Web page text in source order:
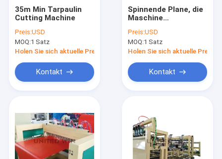
35m Min Tarpaulin
Cutting Machine
Preis:USD
MOQ:1 Satz
Holen Sie sich aktuelle Preis
Kontakt
Spinnende Plane, die
Maschine
Rewinder-Maschine
10KW herstellt
Preis:USD
MOQ:1 Satz
Holen Sie sich aktuelle Preis
Kontakt